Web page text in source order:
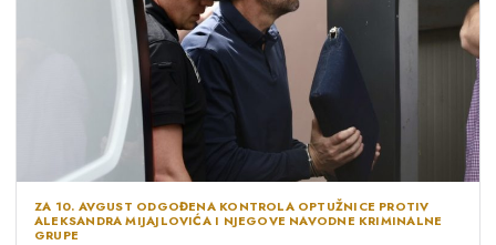
ZA 10. AVGUST ODGOĐENA KONTROLA OPTUŽNICE PROTIV
ALEKSANDRA MIJAJLOVIĆA I NJEGOVE NAVODNE KRIMINALNE
GRUPE